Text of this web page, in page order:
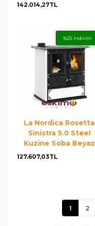
142.014,27TL
%25 İndirim
La Nordica Rosetta
Sinistra 5.0 Steel
Kuzine Soba Beyaz
127.607,03TL
1 2